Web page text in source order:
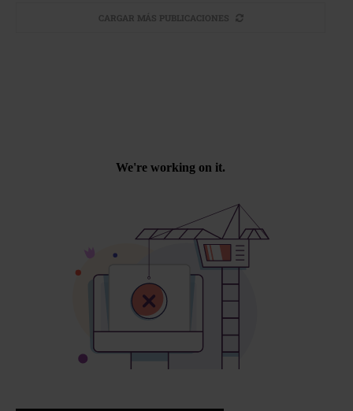
CARGAR MÁS PUBLICACIONES